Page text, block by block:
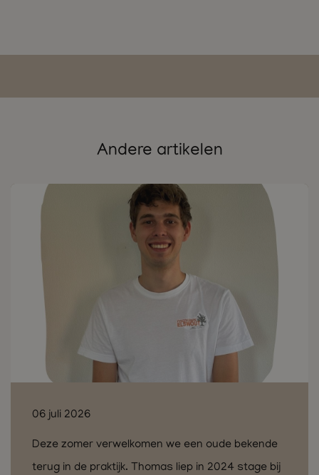
Andere artikelen
06 juli 2026
Deze zomer verwelkomen we een oude bekende
terug in de praktijk. Thomas liep in 2024 stage bij